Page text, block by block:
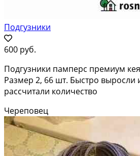
Подгузники
600 руб.
Подгузники памперс премиум
Размер 2, 66 шт. Быстро выросли
рассчитали количество
Череповец